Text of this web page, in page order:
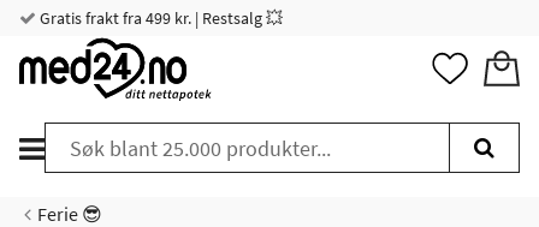
Gratis frakt fra 499 kr. | Restsalg 💥
Ferie 😎